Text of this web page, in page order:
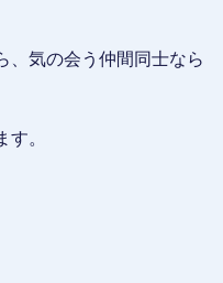
、気の会う仲間同士なら
。